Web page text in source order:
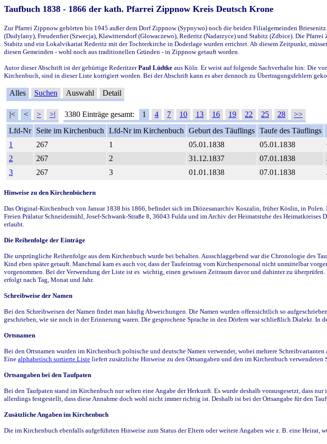
Taufbuch 1838 - 1866 der kath. Pfarrei Zippnow Kreis Deutsch Krone
Zur Pfarrei Zippnow gehörten bis 1945 außer dem Dorf Zippnow (Sypnywo) noch die beiden Filialgemeinden
(Dudylany), Freudenfier (Szwecja), Klawittersdorf (Glowaczewo), Rederitz (Nadarzyce) und Stabitz (Zdbice). Die
Stabitz und ein Lokalvikariat Rederitz mit der Tochterkirche in Doderlage wurden errichtet. Ab diesem Zeitpunkt,
diesen Gemeinden - wohl noch aus traditionellen Gründen - in Zippnow getauft worden.
Autor dieser Abschrift ist der gebürtige RederitzerPaul Lüdtke aus Köln. Er weist auf folgende Sachverhalte hin: Die
Kirchenbuch, sind in dieser Liste korrigiert worden. Bei der Abschrift kann es aber dennoch zu Übertragungsfehlern
Alles Suchen Auswahl Detail
|< < > >| 3380 Einträge gesamt: 1 4 7 10 13 16 19 22 25 28
>>
Lfd-Nr
Seite im Kirchenbuch Lfd-Nr im Kirchenbuch Geburt des Täuflings Taufe des Täuflings
1
267 1 05.01.1838 05.01.1838
2
267 2 31.12.1837 07.01.1838
3
267 3 01.01.1838 07.01.1838
Hinweise zu den Kirchenbüchern
Das Original-Kirchenbuch von Januar 1838 bis 1866, befindet sich im Diözesanarchiv Koszalin, früher Köslin, in
Freien Prälatur Schneidemühl, Josef-Schwank-Straße 8, 36043 Fulda und im Archiv der Heimatstube des
erlaubt.
Die Reihenfolge der Einträge
Die ursprüngliche Reihenfolge aus dem Kirchenbuch wurde bei behalten. Ausschlaggebend war die Chronologie des
Kind eben später getauft. Manchmal kam es auch vor, dass der Taufeintrag vom Kirchenpersonal nicht unmittelbar
vorgenommen. Bei der Verwendung der Liste ist es wichtig, einen gewissen Zeitraum davor und dahinter zu
erfolgt nach Tag, Monat und Jahr.
Schreibweise der Namen
Bei den Schreibweisen der Namen findet man häufig Abweichungen. Die Namen wurden offensichtlich so
geschrieben, wie sie noch in der Erinnerung waren. Die gesprochene Sprache in den Dörfern war schließlich Dialekt.
Ortsnamen
Bei den Ortsnamen wurden im Kirchenbuch polnische und deutsche Namen verwendet, wobei mehrere
Eine alphabetisch sortierte Liste liefert zusätzliche Hinweise zu den Ortsangaben und den im Kirchenbuch verwendeten
Ortsangaben bei den Taufpaten
Bei den Taufpaten stand im Kirchenbuch nur selten eine Angabe der Herkunft. Es wurde deshalb vorausgesetzt, dass
allerdings festgestellt, dass diese Annahme doch wohl nicht immer richtig ist. Deshalb ist bei der Ortsangabe für den
Zusätzliche Angaben im Kirchenbuch
Die im Kirchenbuch ebenfalls aufgeführten Hinweise zum Status der Eltern oder weitere Angaben wie z. B. eine Heirat,